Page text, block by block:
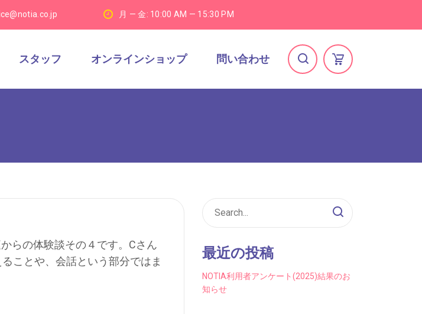
月 — 金: 10:00 AM — 15:30 PM
スタッフ オンラインショップ 問い合わせ
らの体験談その４です。Cさん
ことや、会話という部分ではま
最近の投稿
NOTIA利用者アンケート(2025)結果のお
知らせ